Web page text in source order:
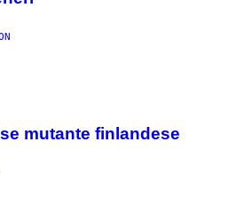
mutante finlandese